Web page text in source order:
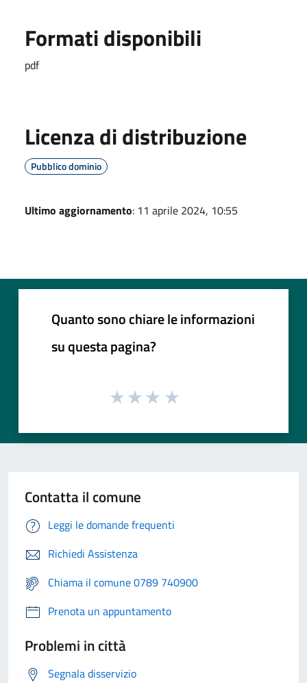
Formati disponibili
pdf
Licenza di distribuzione
Pubblico dominio
Ultimo aggiornamento: 11 aprile 2024, 10:55
Quanto sono chiare le informazioni
su questa pagina?
Contatta il comune
Leggi le domande frequenti
Richiedi Assistenza
Chiama il comune 0789 740900
Prenota un appuntamento
Problemi in città
Segnala disservizio